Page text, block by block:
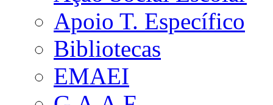
Apoio T. Específico
Bibliotecas
EMAEI